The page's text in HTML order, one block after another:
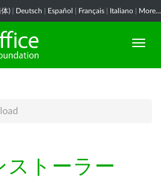
) Deutsch Español Français Italiano More...
ストーラー